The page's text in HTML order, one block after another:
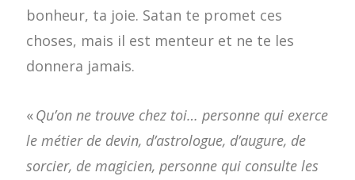
bonheur, ta joie. Satan te promet ces
choses, mais il est menteur et ne te les
donnera jamais.
«Qu’on ne trouve chez toi… personne qui exerce
le métier de devin, d’astrologue, d’augure, de
sorcier, de magicien, personne qui consulte les